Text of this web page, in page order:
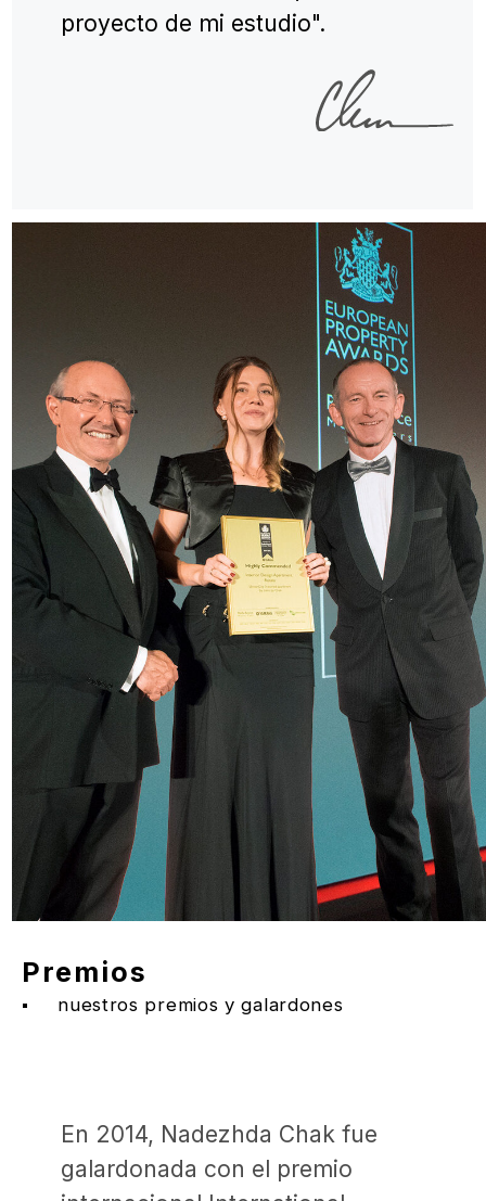
A su servicio
lista de nuestras posibilidades
Si se pone en contacto con
nosotros, obtendrá un enfoque
integral para la creación
de interiores. Nuestro estudio
se dedica al suministro directo
desde Europa. Contamos con
una amplia lista de fabricantes
en diferentes ámbitos que son
nuestros socios de confianza
desde hace mucho tiempo,
lo que nos permite ofrecerle
propuestas mutuamente
beneficiosas. También
elaboramos y supervisamos
el calendario de entregas,
vinculándolo a los plazos
de construcción. La ejecución
del proyecto estará siempre bajo
la empresa constructora del
cliente o nuestra organización
contratista, nuestro estudio lleva
es comparable al nivel utilizado
en la producción de películas.
Todo esto, si el cliente lo desea,